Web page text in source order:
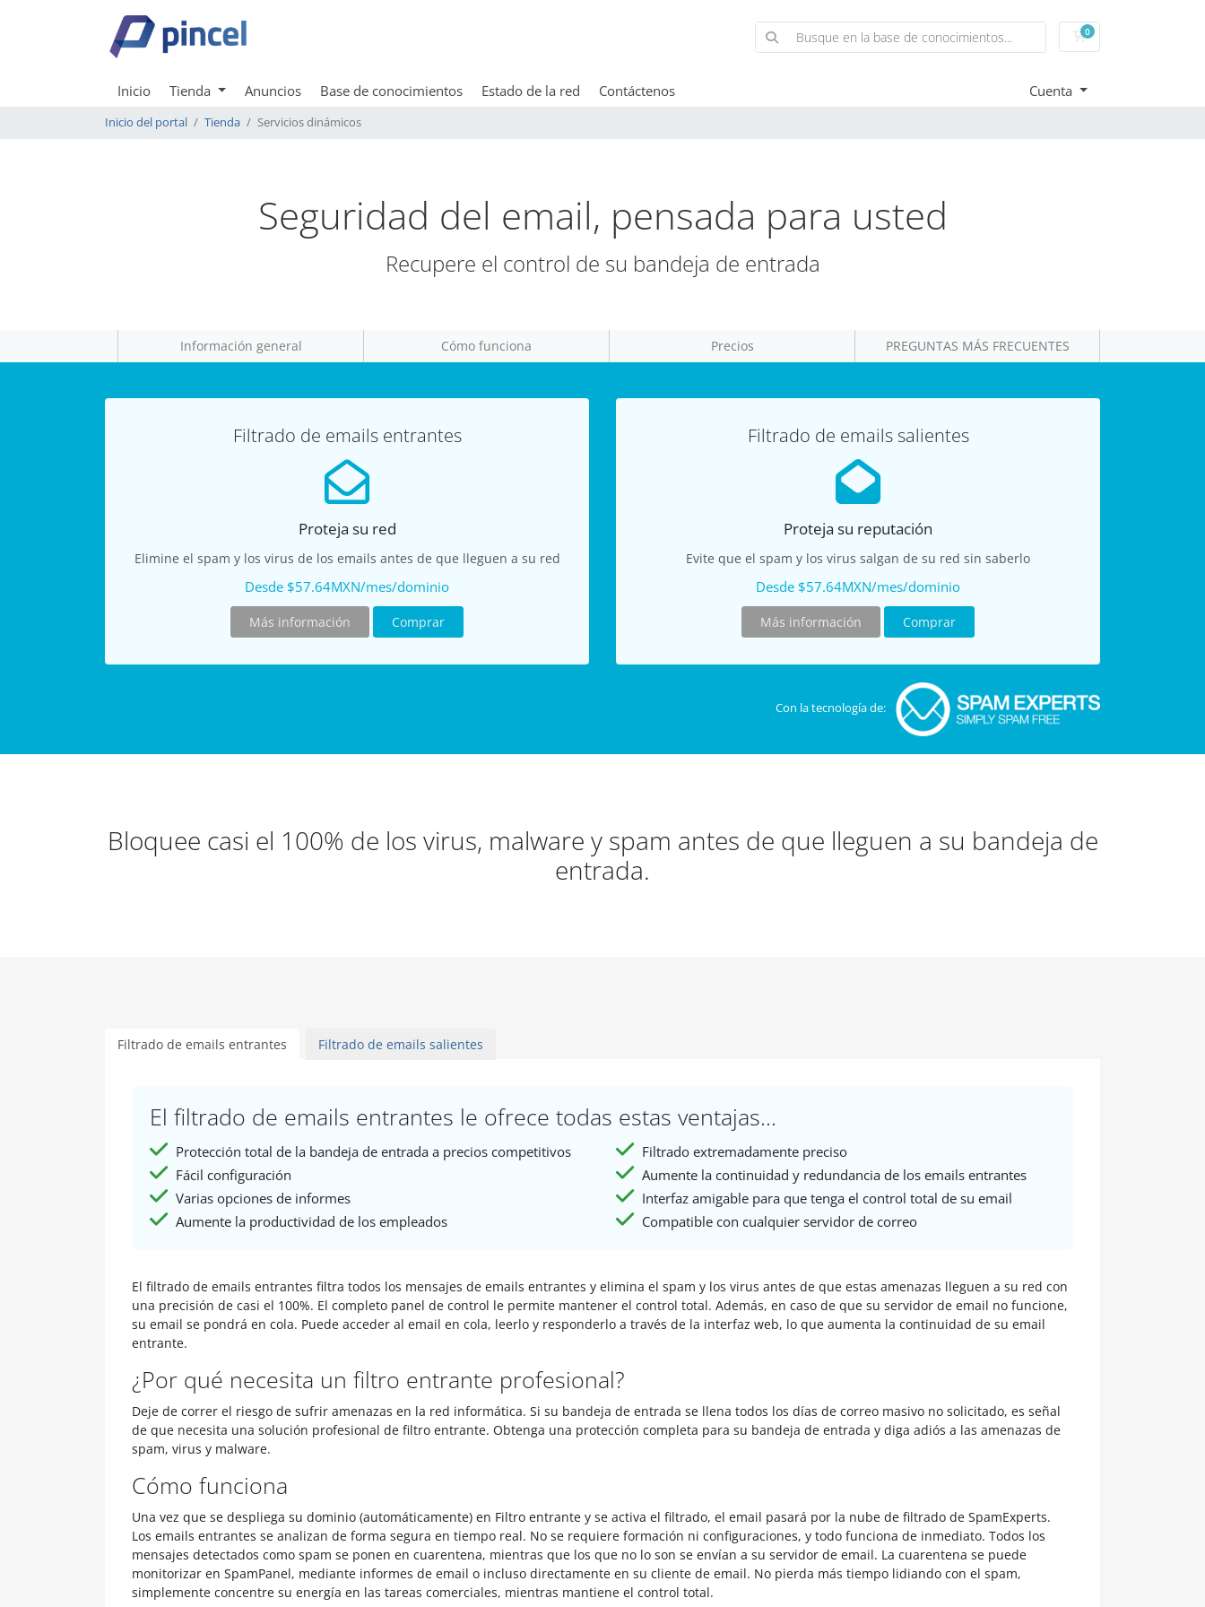
0Carrito
Inicio Tienda Anuncios Base de conocimientos Estado de la red Contáctenos Cuenta
Inicio del portal Tienda Servicios dinámicos
Seguridad del email, pensada para usted
Recupere el control de su bandeja de entrada
Información general Cómo funciona Precios PREGUNTAS MÁS FRECUENTES
Filtrado de emails entrantes
Proteja su red
Elimine el spam y los virus de los emails antes de que lleguen a su red
Desde $57.64MXN/mes/dominio
Más información Comprar
Filtrado de emails salientes
Proteja su reputación
Evite que el spam y los virus salgan de su red sin saberlo
Desde $57.64MXN/mes/dominio
Más información Comprar
Con la tecnología de:
Bloquee casi el 100% de los virus, malware y spam antes de que lleguen a su bandeja de
entrada.
Filtrado de emails entrantes Filtrado de emails salientes
El filtrado de emails entrantes le ofrece todas estas ventajas...
Protección total de la bandeja de entrada a precios competitivos
Filtrado extremadamente preciso
Fácil configuración
Aumente la continuidad y redundancia de los emails entrantes
Varias opciones de informes
Interfaz amigable para que tenga el control total de su email
Aumente la productividad de los empleados
Compatible con cualquier servidor de correo
El filtrado de emails entrantes filtra todos los mensajes de emails entrantes y elimina el spam y los virus antes de que estas amenazas lleguen a su red con
una precisión de casi el 100%. El completo panel de control le permite mantener el control total. Además, en caso de que su servidor de email no funcione,
su email se pondrá en cola. Puede acceder al email en cola, leerlo y responderlo a través de la interfaz web, lo que aumenta la continuidad de su email
entrante.
¿Por qué necesita un filtro entrante profesional?
Deje de correr el riesgo de sufrir amenazas en la red informática. Si su bandeja de entrada se llena todos los días de correo masivo no solicitado, es señal
de que necesita una solución profesional de filtro entrante. Obtenga una protección completa para su bandeja de entrada y diga adiós a las amenazas de
spam, virus y malware.
Cómo funciona
Una vez que se despliega su dominio (automáticamente) en Filtro entrante y se activa el filtrado, el email pasará por la nube de filtrado de SpamExperts.
Los emails entrantes se analizan de forma segura en tiempo real. No se requiere formación ni configuraciones, y todo funciona de inmediato. Todos los
mensajes detectados como spam se ponen en cuarentena, mientras que los que no lo son se envían a su servidor de email. La cuarentena se puede
monitorizar en SpamPanel, mediante informes de email o incluso directamente en su cliente de email. No pierda más tiempo lidiando con el spam,
simplemente concentre su energía en las tareas comerciales, mientras mantiene el control total.